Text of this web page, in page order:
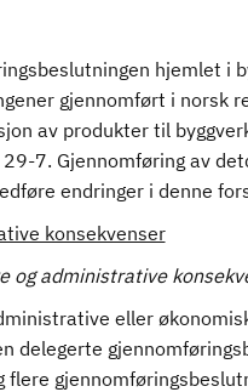
hjemlet i
gjennomført i norsk
av produkter til
7. Gjennomføring av
endringer i denne
konsekvenser
og administrative
eller
delegerte
flere